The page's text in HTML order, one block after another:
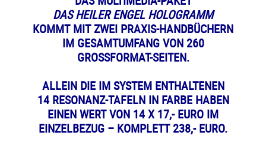
DAS HEILER ENGEL HOLOGRAMM
KOMMT MIT ZWEI PRAXIS-HANDBÜCHERN
IM GESAMTUMFANG VON 260
GROSSFORMAT-SEITEN.
ALLEIN DIE IM SYSTEM ENTHALTENEN
14 RESONANZ-TAFELN IN FARBE HABEN
EINEN WERT VON 14 X 17,- EURO IM
EINZELBEZUG – KOMPLETT 238,- EURO.